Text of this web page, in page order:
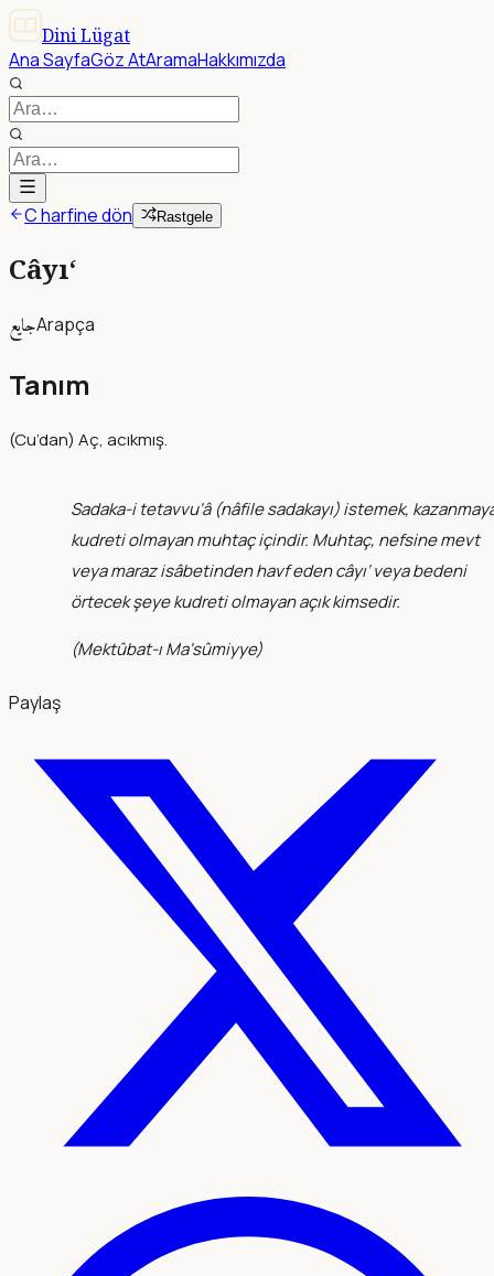
Dini Lügat
Ana SayfaGöz AtAramaHakkımızda
C harfine dön Rastgele
Câyı‘
جايعArapça
Tanım
(Cu’dan) Aç, acıkmış.
Sadaka-i tetavvu‘â (nâfile sadakayı) istemek,
kudreti olmayan muhtaç içindir. Muhtaç, nefsine mevt
veya maraz isâbetinden havf eden câyı‘ veya bedeni
örtecek şeye kudreti olmayan açık kimsedir.
(Mektûbat-ı Ma‘sûmiyye)
Paylaş